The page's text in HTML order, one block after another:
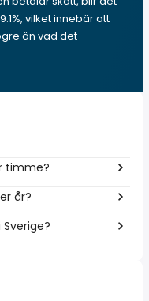
vilket innebär att
än vad det
timme?
år?